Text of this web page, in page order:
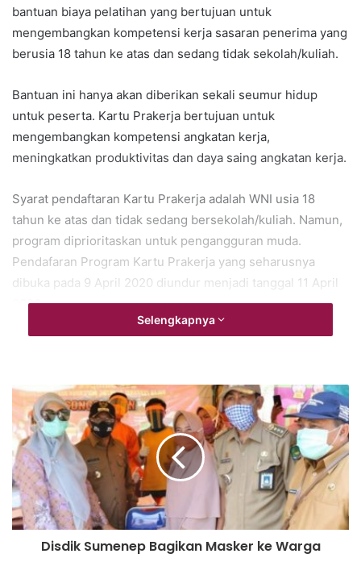
bantuan biaya pelatihan yang bertujuan untuk
mengembangkan kompetensi kerja sasaran penerima yang
berusia 18 tahun ke atas dan sedang tidak sekolah/kuliah.
Bantuan ini hanya akan diberikan sekali seumur hidup
untuk peserta. Kartu Prakerja bertujuan untuk
mengembangkan kompetensi angkatan kerja,
meningkatkan produktivitas dan daya saing angkatan kerja.
Syarat pendaftaran Kartu Prakerja adalah WNI usia 18
tahun ke atas dan tidak sedang bersekolah/kuliah. Namun,
program diprioritaskan untuk pengangguran muda.
Pendafaran Program Kartu Prakerja yang seharusnya
dibuka pada 9 April 2020 diundur menjadi tanggal 11 April
2020.
Selengkapnya
Disdik Sumenep Bagikan Masker ke Warga